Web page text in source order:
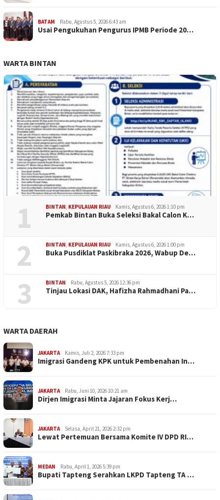
BATAM Rabu, Agustus 5, 2026 6:43 am
Usai Pengukuhan Pengurus IPMB Periode 20…
WARTA BINTAN
1 BINTAN, KEPULAUAN RIAU Kamis, Agustus 6, 2026 1:10 pm
Pemkab Bintan Buka Seleksi Bakal Calon K…
2 BINTAN, KEPULAUAN RIAU Kamis, Agustus 6, 2026 1:00 pm
Buka Pusdiklat Paskibraka 2026, Wabup De…
3 BINTAN Rabu, Agustus 5, 2026 12:36 pm
Tinjau Lokasi DAK, Hafizha Rahmadhani Pa…
WARTA DAERAH
JAKARTA Kamis, Juli 2, 2026 7:33 pm
Imigrasi Gandeng KPK untuk Pembenahan In…
JAKARTA Rabu, Juni 10, 2026 10:21 am
Dirjen Imigrasi Minta Jajaran Fokus Kerj…
JAKARTA Selasa, April 21, 2026 2:32 pm
Lewat Pertemuan Bersama Komite IV DPD RI…
MEDAN Rabu, April 1, 2026 5:39 pm
Bupati Tapteng Serahkan LKPD Tapteng TA …